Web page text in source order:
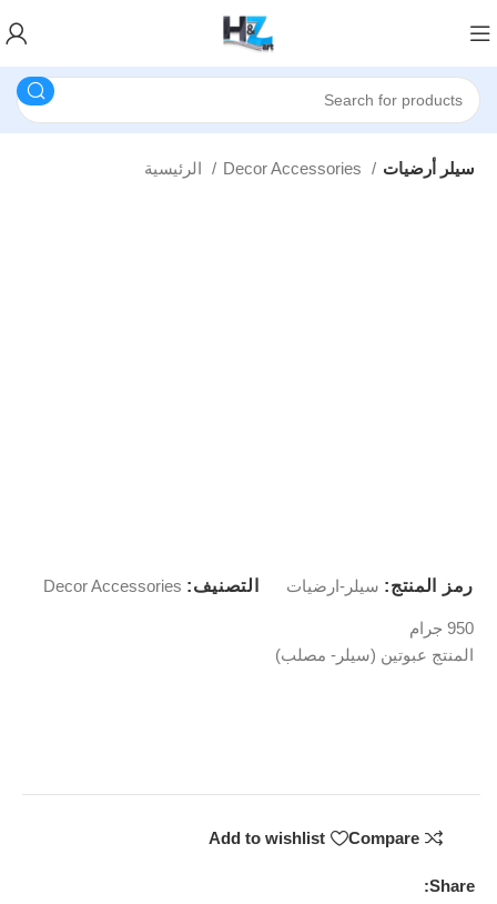
Decor Accessories سيلر أرضيات
رمز المنتج: سيلر-ارضيات التصنيف: Decor Accessories
950 جرام
المنتج عبوتين (سيلر- مصلب)
Compare
Add to wishlist
Share: